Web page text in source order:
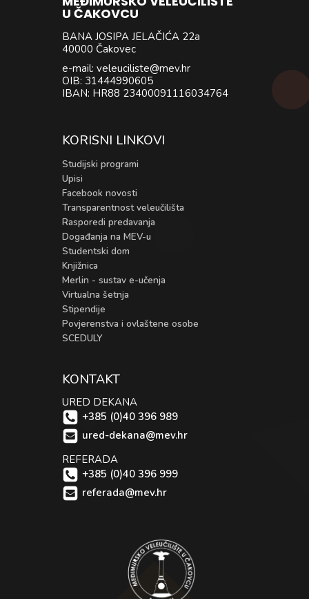
U ČAKOVCU
BANA JOSIPA JELAČIĆA 22a
40000 Čakovec
e-mail: veleuciliste@mev.hr
OIB: 31444990605
IBAN: HR88 23400091116034764
KORISNI LINKOVI
Studijski programi
Upisi
Facebook novosti
Transparentnost veleučilišta
Rasporedi predavanja
Događanja na MEV-u
Studentski dom
Knjižnica
Merlin - sustav e-učenja
Virtualna šetnja
Stipendije
Povjerenstva i ovlaštene osobe
SCEDULY
KONTAKT
URED DEKANA
+385 (0)40 396 989
ured-dekana@mev.hr
REFERADA
+385 (0)40 396 999
referada@mev.hr